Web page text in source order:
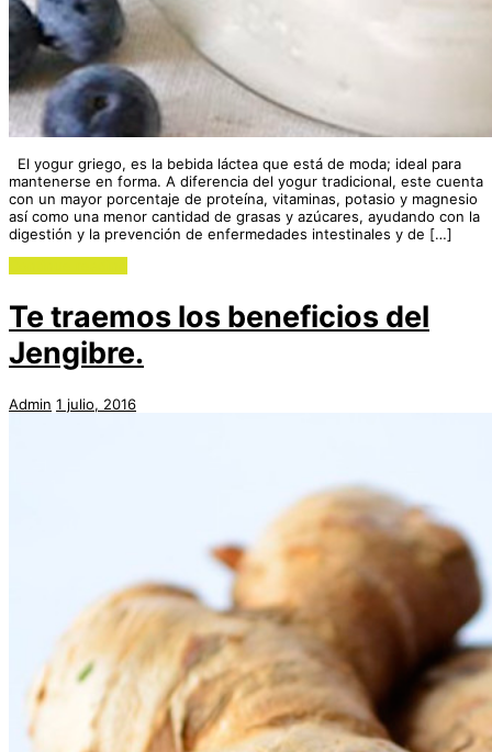
El yogur griego, es la bebida láctea que está de moda; ideal para
mantenerse en forma. A diferencia del yogur tradicional, este cuenta
con un mayor porcentaje de proteína, vitaminas, potasio y magnesio
así como una menor cantidad de grasas y azúcares, ayudando con la
digestión y la prevención de enfermedades intestinales y de […]
Te traemos los beneficios del
Jengibre.
Admin 1 julio, 2016